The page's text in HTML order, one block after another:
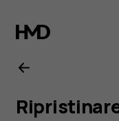
d’uso
del